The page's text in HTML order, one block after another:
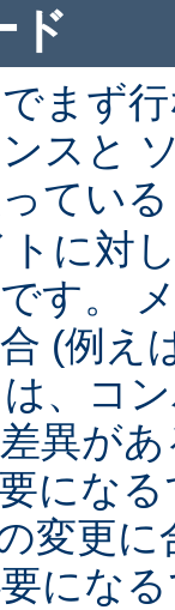
ド
まず
スと
てい
に対
す。
(例え
、コ
異が
にな
変更
にな